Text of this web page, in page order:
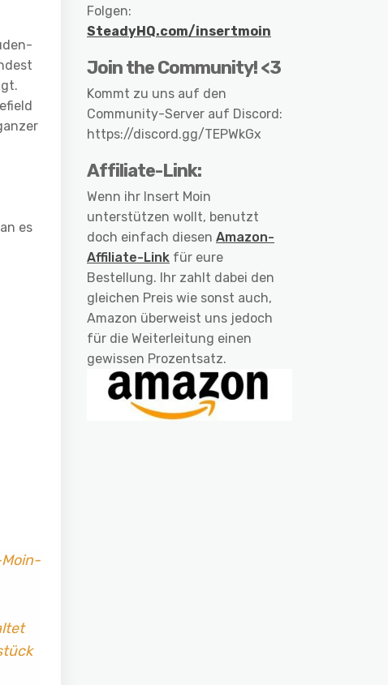
es
Folgen:
SteadyHQ.com/insertmoin
Join the Community! <3
Kommt zu uns auf den
Community-Server auf Discord:
https://discord.gg/TEPWkGx
Affiliate-Link:
Wenn ihr Insert Moin
unterstützen wollt, benutzt
doch einfach diesen Amazon-
Affiliate-Link für eure
Bestellung. Ihr zahlt dabei den
gleichen Preis wie sonst auch,
Amazon überweist uns jedoch
für die Weiterleitung einen
gewissen Prozentsatz.